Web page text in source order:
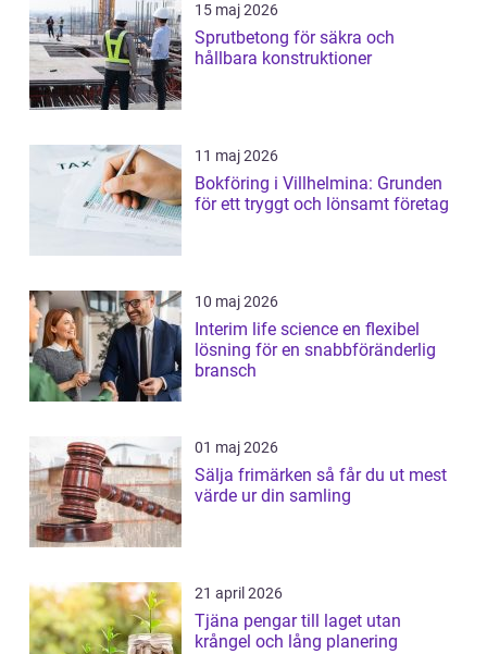
15 maj 2026
Sprutbetong för säkra och
hållbara konstruktioner
11 maj 2026
Bokföring i Villhelmina: Grunden
för ett tryggt och lönsamt företag
10 maj 2026
Interim life science en flexibel
lösning för en snabbföränderlig
bransch
01 maj 2026
Sälja frimärken så får du ut mest
värde ur din samling
21 april 2026
Tjäna pengar till laget utan
krångel och lång planering